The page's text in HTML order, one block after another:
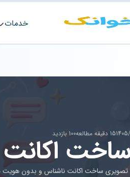
خدمات
15 دقیقه مطالعه 100 بازدید
اکانت
ساخت اکانت ناشناس و بدون هویت در